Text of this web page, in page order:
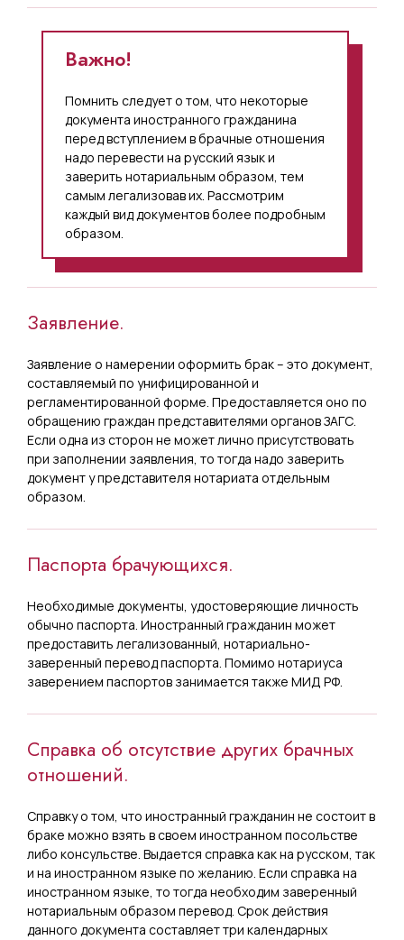
Важно!
Помнить следует о том, что некоторые
документа иностранного гражданина
перед вступлением в брачные отношения
надо перевести на русский язык и
заверить нотариальным образом, тем
самым легализовав их. Рассмотрим
каждый вид документов более подробным
образом.
Заявление.
Заявление о намерении оформить брак – это документ,
составляемый по унифицированной и
регламентированной форме. Предоставляется оно по
обращению граждан представителями органов ЗАГС.
Если одна из сторон не может лично присутствовать
при заполнении заявления, то тогда надо заверить
документ у представителя нотариата отдельным
образом.
Паспорта брачующихся.
Необходимые документы, удостоверяющие личность
обычно паспорта. Иностранный гражданин может
предоставить легализованный, нотариально-
заверенный перевод паспорта. Помимо нотариуса
заверением паспортов занимается также МИД РФ.
Справка об отсутствие других брачных
отношений.
Справку о том, что иностранный гражданин не состоит в
браке можно взять в своем иностранном посольстве
либо консульстве. Выдается справка как на русском, так
и на иностранном языке по желанию. Если справка на
иностранном языке, то тогда необходим заверенный
нотариальным образом перевод. Срок действия
данного документа составляет три календарных